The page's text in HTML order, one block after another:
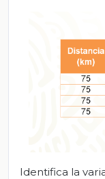
Identifica la